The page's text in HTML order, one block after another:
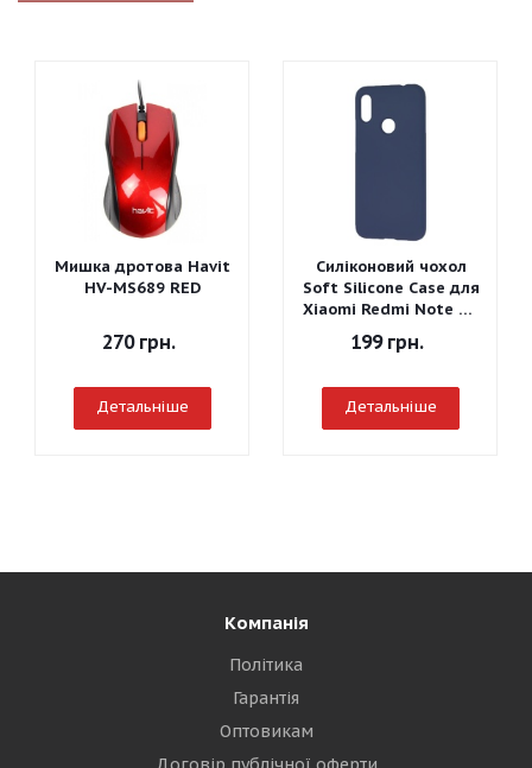
Мишка дротова Havit
HV-MS689 RED
270грн.
Детальніше
Силіконовий чохол
Soft Silicone Case для
Xiaomi Redmi Note 7 -
Graphite Gray
199грн.
Детальніше
Компанія
Політика
Гарантія
Оптовикам